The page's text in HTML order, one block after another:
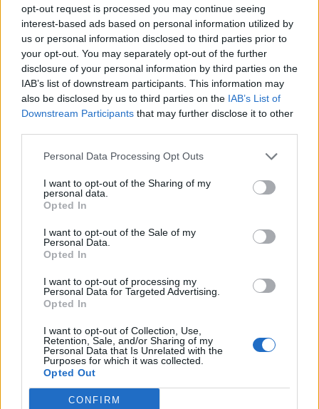
opt-out request is processed you may continue seeing
interest-based ads based on personal information utilized by
us or personal information disclosed to third parties prior to
your opt-out. You may separately opt-out of the further
disclosure of your personal information by third parties on the
IAB’s list of downstream participants. This information may
also be disclosed by us to third parties on the IAB’s List of
Downstream Participants that may further disclose it to other
Personal Data Processing Opt Outs
I want to opt-out of the Sharing of my
personal data.
Opted In
I want to opt-out of the Sale of my
Personal Data.
Opted In
I want to opt-out of processing my
Personal Data for Targeted Advertising.
Opted In
I want to opt-out of Collection, Use,
Retention, Sale, and/or Sharing of my
Personal Data that Is Unrelated with the
Purposes for which it was collected.
Opted Out
CONFIRM
Coca-Cola HBC: Άνοδος 11,4%
στα καθαρά κέρδη του α΄
εξαμήνου – Στα 524,4 εκατ.
ευρώ
Cenergy Holdings: Άνοδος 45%
στα καθαρά κέρδη του α΄
εξαμήνου, στα 138 εκατ. ευρώ
αναδιάρθρωσης
Αρχαίο Θέατρο Επιδαύρου
ESG Report 2025: Πώς η ΑΒ Βασιλόπουλος μετατρέπει τη
Stoiximan: «Πού ήσουν;» στις μεγάλες στιγμές του Ολυμπιακού